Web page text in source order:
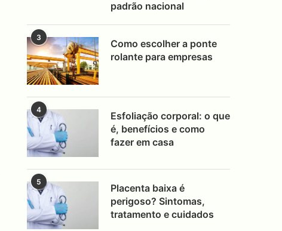
padrão nacional
3
Como escolher a ponte
rolante para empresas
4
Esfoliação corporal: o que
é, benefícios e como
fazer em casa
5
Placenta baixa é
perigoso? Sintomas,
tratamento e cuidados